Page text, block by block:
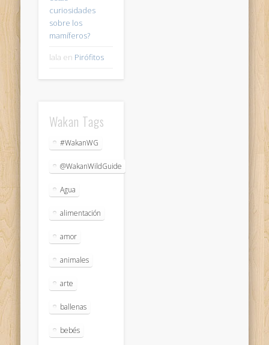
curiosidades
sobre los
mamíferos?
lala en Pirófitos
Wakan Tags
#WakanWG
@WakanWildGuide
Agua
alimentación
amor
animales
arte
ballenas
bebés